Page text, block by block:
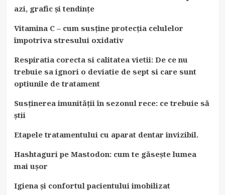
azi, grafic și tendințe
Vitamina C – cum susține protecția celulelor
împotriva stresului oxidativ
Respiratia corecta si calitatea vietii: De ce nu
trebuie sa ignori o deviatie de sept si care sunt
optiunile de tratament
Susținerea imunității în sezonul rece: ce trebuie să
știi
Etapele tratamentului cu aparat dentar invizibil.
Hashtaguri pe Mastodon: cum te găsește lumea
mai ușor
Igiena și confortul pacientului imobilizat